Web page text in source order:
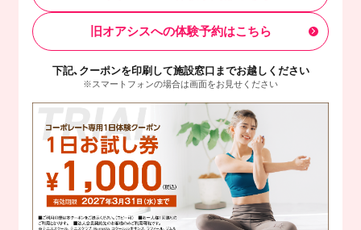
旧オアシスへの体験予約はこちら
下記、クーポンを印刷して施設窓口までお越しください
※スマートフォンの場合は画面をお見せください